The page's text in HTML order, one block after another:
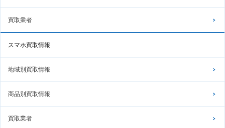
買取業者
スマホ買取情報
地域別買取情報
商品別買取情報
買取業者